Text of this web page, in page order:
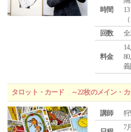
時間
回数
全
料金
義
タロット・カード ～22枚のメイン・
講師
7